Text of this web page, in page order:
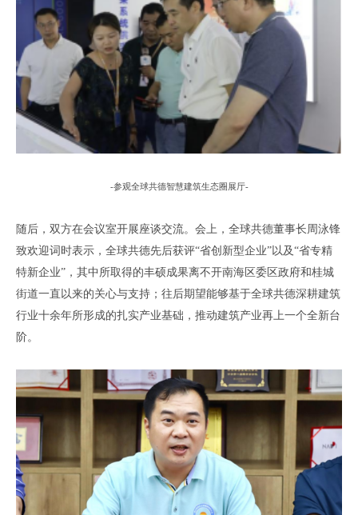
-参观全球共德智慧建筑生态圈展厅-
随后 ，双方在会议室开展座谈交流。 会上 ， 全球共德董事长周泳锋
致欢迎词时表示 ， 全球共德先后获评“省创新型企业”以及“省专精
特新企业” ， 其中所取得的丰硕成果离不开南海区委区政府和桂城
街道一直以来的关心与支持； 往后期望能够基于全球共德深耕建筑
行业十余年所形成的扎实产业基础 ， 推动建筑产业再上一个全新台
阶。